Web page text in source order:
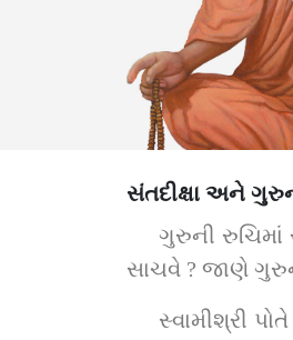
સંતદીક્ષા અને
ગુરુની રુચિમાં રહી
સાચવે ? જાણે
સ્વામીશ્રી